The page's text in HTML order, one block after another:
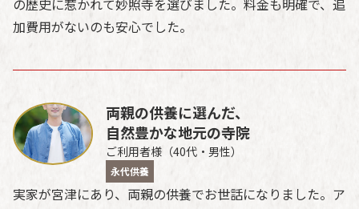
の歴史に惹かれて妙照寺を選びました。料金も明確で、追
加費用がないのも安心でした。
両親の供養に選んだ、
自然豊かな地元の寺院
ご利用者様（40代・男性）
永代供養
実家が宮津にあり、両親の供養でお世話になりました。ア